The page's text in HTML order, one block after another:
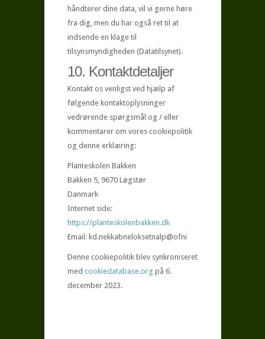
håndterer dine data, vil vi gerne høre
fra dig, men du har også ret til at
indsende en klage til
tilsynsmyndigheden (Datatilsynet).
10. Kontaktdetaljer
Kontakt os venligst ved hjælp af
følgende kontaktoplysninger
vedrørende spørgsmål og / eller
kommentarer om vores cookiepolitik
og denne erklæring:
Planteskolen Bakken
Bakken 5, 9670 Løgstør
Danmark
Internet side:
https://planteskolenbakken.dk
Email: kd.nekkabneloksetnalp@ofni
Denne cookiepolitik blev synkroniseret
med cookiedatabase.org på 6.
december 2023.